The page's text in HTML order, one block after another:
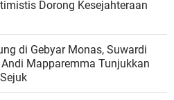
Dorong Kesejahteraan
di Gebyar Monas, Suwardi
Mapparemma Tunjukkan